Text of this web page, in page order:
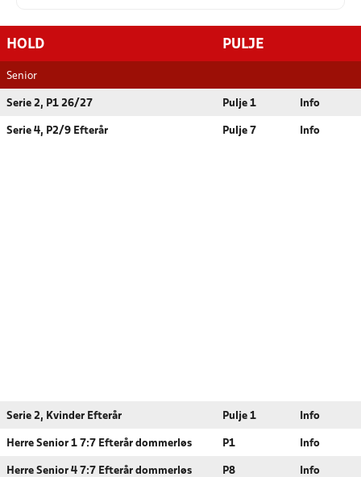
HOLD PULJE
Senior
Serie 2, P1 26/27 Pulje 1 Info
Serie 4, P2/9 Efterår Pulje 7 Info
Serie 2, Kvinder Efterår Pulje 1 Info
Herre Senior 1 7:7 Efterår dommerløs P1 Info
Herre Senior 4 7:7 Efterår dommerløs P8 Info